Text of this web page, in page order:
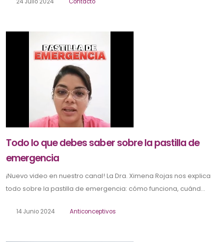
24 Julio 2024 Contacto
Todo lo que debes saber sobre la pastilla de
emergencia
¡Nuevo video en nuestro canal! La Dra. Ximena Rojas nos explica
todo sobre la pastilla de emergencia: cómo funciona, cuánd...
14 Junio 2024 Anticonceptivos